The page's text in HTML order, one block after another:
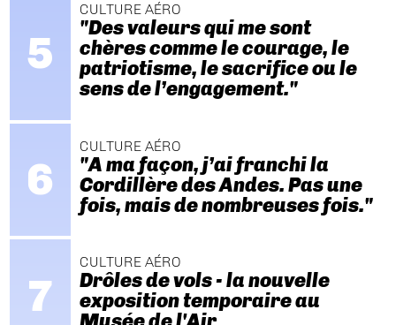
CULTURE AÉRO
"Des valeurs qui me sont
chères comme le courage, le
patriotisme, le sacrifice ou le
sens de l’engagement."
CULTURE AÉRO
"A ma façon, j’ai franchi la
Cordillère des Andes. Pas une
fois, mais de nombreuses fois."
CULTURE AÉRO
Drôles de vols - la nouvelle
exposition temporaire au